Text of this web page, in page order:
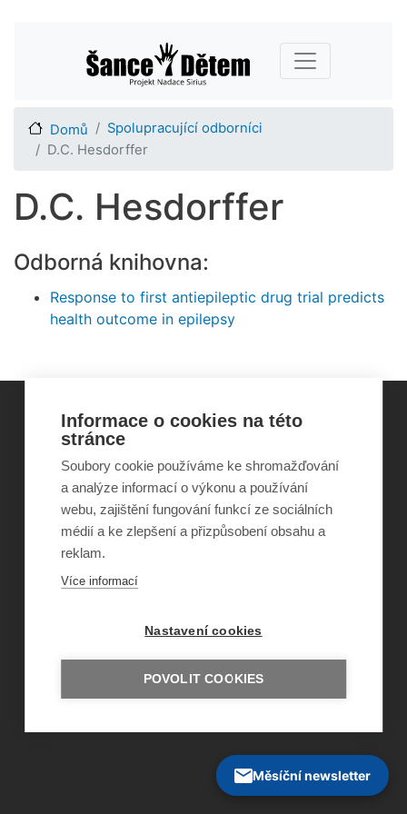
hlavnímu
obsahu
Main navigation
Domů
Spolupracující odborníci
D.C. Hesdorffer
D.C. Hesdorffer
Odborná knihovna:
Response to first antiepileptic drug trial predicts
health outcome in epilepsy
2011–2026
Šance Dětem
ISSN 1805-8876
nazory@sancedetem.cz
Odběr novinek e-mailem
Ochrana osobních údajů
Měsíční newsletter
Informace o cookies na této
stránce
Soubory cookie používáme ke shromažďování
a analýze informací o výkonu a používání
webu, zajištění fungování funkcí ze sociálních
médií a ke zlepšení a přizpůsobení obsahu a
reklam.
Více informací
Nastavení cookies
POVOLIT COOKIES